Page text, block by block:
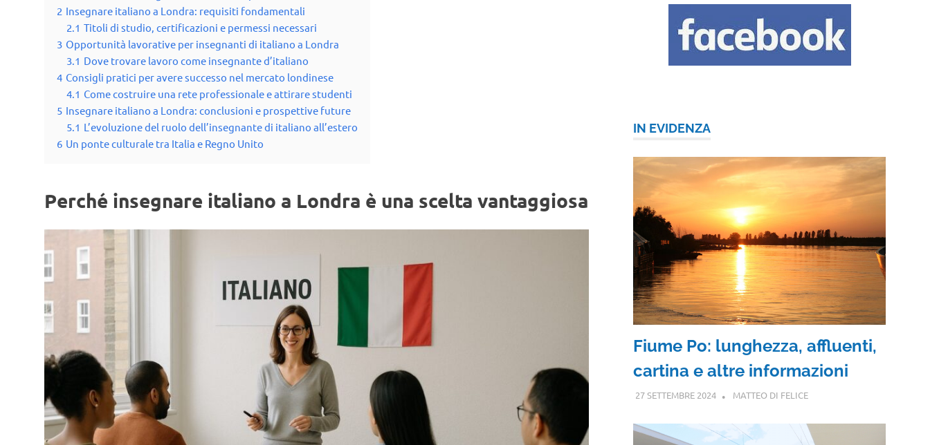
2 Insegnare italiano a Londra: requisiti fondamentali
2.1 Titoli di studio, certificazioni e permessi necessari
3 Opportunità lavorative per insegnanti di italiano a Londra
3.1 Dove trovare lavoro come insegnante d’italiano
4 Consigli pratici per avere successo nel mercato londinese
4.1 Come costruire una rete professionale e attirare studenti
5 Insegnare italiano a Londra: conclusioni e prospettive future
5.1 L’evoluzione del ruolo dell’insegnante di italiano all’estero
6 Un ponte culturale tra Italia e Regno Unito
Perché insegnare italiano a Londra è una scelta vantaggiosa
IN EVIDENZA
Fiume Po: lunghezza, affluenti,
cartina e altre informazioni
27 SETTEMBRE 2024 MATTEO DI FELICE